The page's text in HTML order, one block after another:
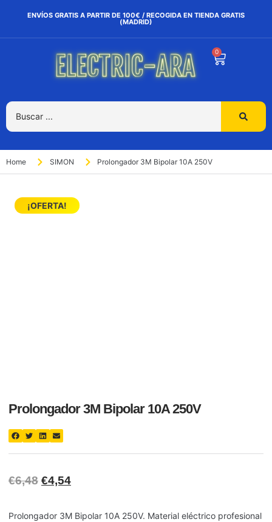
ENVÍOS GRATIS A PARTIR DE 100€ / RECOGIDA EN TIENDA GRATIS
(MADRID)
0
Home SIMON Prolongador 3M Bipolar 10A 250V
¡OFERTA!
Prolongador 3M Bipolar 10A 250V
€6,48 €4,54
Prolongador 3M Bipolar 10A 250V. Material eléctrico profesional